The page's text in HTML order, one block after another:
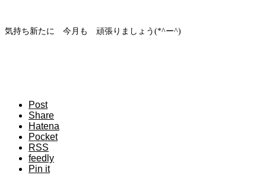
気持ち新たに 今月も 頑張りましょう(*^ー^)
Post
Share
Hatena
Pocket
RSS
feedly
Pin it